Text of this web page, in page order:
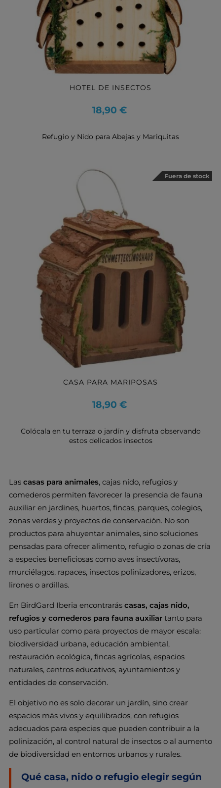
HOTEL DE INSECTOS
Precio
18,90 €
Refugio y Nido para Abejas y Mariquitas
Fuera de stock
CASA PARA MARIPOSAS
Precio
18,90 €
Colócala en tu terraza o jardín y disfruta observando
estos delicados insectos
Las casas para animales, cajas nido, refugios y
comederos permiten favorecer la presencia de fauna
auxiliar en jardines, huertos, fincas, parques, colegios,
zonas verdes y proyectos de conservación. No son
productos para ahuyentar animales, sino soluciones
pensadas para ofrecer alimento, refugio o zonas de cría
a especies beneficiosas como aves insectívoras,
murciélagos, rapaces, insectos polinizadores, erizos,
lirones o ardillas.
En BirdGard Iberia encontrarás casas, cajas nido,
refugios y comederos para fauna auxiliar tanto para
uso particular como para proyectos de mayor escala:
biodiversidad urbana, educación ambiental,
restauración ecológica, fincas agrícolas, espacios
naturales, centros educativos, ayuntamientos y
entidades de conservación.
El objetivo no es solo decorar un jardín, sino crear
espacios más vivos y equilibrados, con refugios
adecuados para especies que pueden contribuir a la
polinización, al control natural de insectos o al aumento
de biodiversidad en entornos urbanos y rurales.
Qué casa, nido o refugio elegir según